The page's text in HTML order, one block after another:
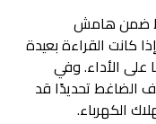
ضمن هامش
كانت القراءة بعيدة
على الأداء. وفي
الضاغط تحديدًا قد
الكهرباء.